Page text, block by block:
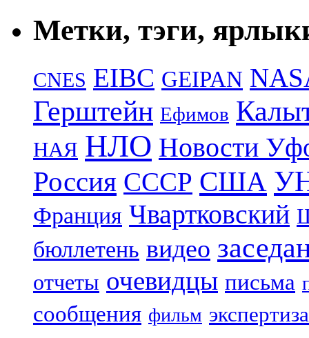
Метки, тэги,
CNES EIBC GEIPAN
Герштейн Ефимов
НАЯ НЛО Новости
Россия СССР США
Франция Чвартковский
бюллетень видео
отчеты очевидцы письма
сообщения фильм экспертиза